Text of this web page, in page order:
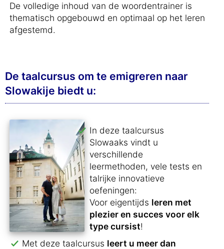
De volledige inhoud van de woordentrainer is
thematisch opgebouwd en optimaal op het leren
afgestemd.
De taalcursus om te emigreren naar
Slowakije biedt u:
In deze taalcursus
Slowaaks vindt u
verschillende
leermethoden, vele tests en
talrijke innovatieve
oefeningen:
Voor eigentijds leren met
plezier en succes voor elk
type cursist!
Met deze taalcursus leert u meer dan